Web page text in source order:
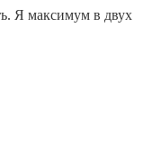
Я максимум в двух